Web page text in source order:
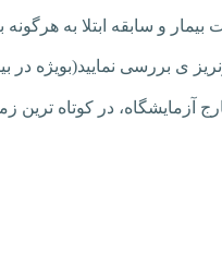
و سابقه ابتلا به هرگونه
ی بررسی نمایید(بویژه در
آزمایشگاه، در کوتاه ترین